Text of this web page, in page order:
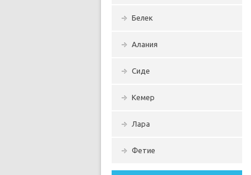
Белек
Алания
Сиде
Кемер
Лара
Фетие